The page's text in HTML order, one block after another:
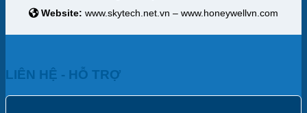
Website: www.skytech.net.vn – www.honeywellvn.com
LIÊN HỆ - HỖ TRỢ